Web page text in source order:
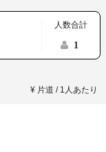
人数合計
1
¥ 片道 / 1人あたり